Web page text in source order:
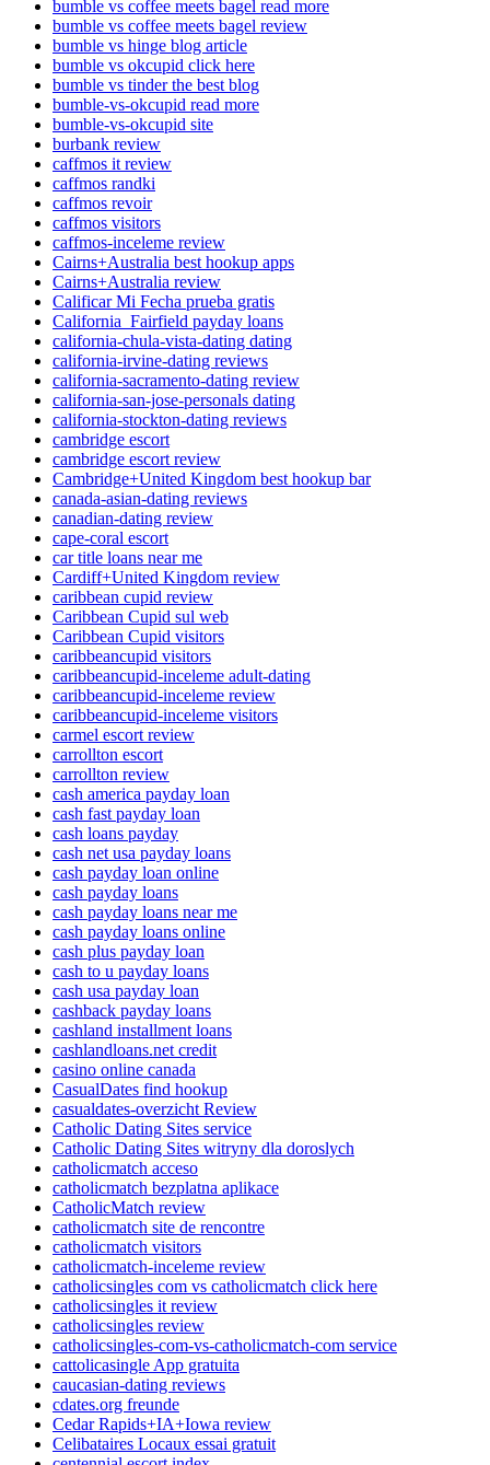
bumble vs coffee meets bagel read more
bumble vs coffee meets bagel review
bumble vs hinge blog article
bumble vs okcupid click here
bumble vs tinder the best blog
bumble-vs-okcupid read more
bumble-vs-okcupid site
burbank review
caffmos it review
caffmos randki
caffmos revoir
caffmos visitors
caffmos-inceleme review
Cairns+Australia best hookup apps
Cairns+Australia review
Calificar Mi Fecha prueba gratis
California_Fairfield payday loans
california-chula-vista-dating dating
california-irvine-dating reviews
california-sacramento-dating review
california-san-jose-personals dating
california-stockton-dating reviews
cambridge escort
cambridge escort review
Cambridge+United Kingdom best hookup bar
canada-asian-dating reviews
canadian-dating review
cape-coral escort
car title loans near me
Cardiff+United Kingdom review
caribbean cupid review
Caribbean Cupid sul web
Caribbean Cupid visitors
caribbeancupid visitors
caribbeancupid-inceleme adult-dating
caribbeancupid-inceleme review
caribbeancupid-inceleme visitors
carmel escort review
carrollton escort
carrollton review
cash america payday loan
cash fast payday loan
cash loans payday
cash net usa payday loans
cash payday loan online
cash payday loans
cash payday loans near me
cash payday loans online
cash plus payday loan
cash to u payday loans
cash usa payday loan
cashback payday loans
cashland installment loans
cashlandloans.net credit
casino online canada
CasualDates find hookup
casualdates-overzicht Review
Catholic Dating Sites service
Catholic Dating Sites witryny dla doroslych
catholicmatch acceso
catholicmatch bezplatna aplikace
CatholicMatch review
catholicmatch site de rencontre
catholicmatch visitors
catholicmatch-inceleme review
catholicsingles com vs catholicmatch click here
catholicsingles it review
catholicsingles review
catholicsingles-com-vs-catholicmatch-com service
cattolicasingle App gratuita
caucasian-dating reviews
cdates.org freunde
Cedar Rapids+IA+Iowa review
Celibataires Locaux essai gratuit